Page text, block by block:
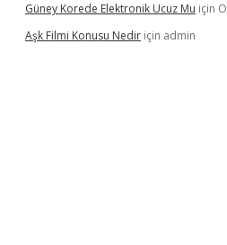
Güney Korede Elektronik Ucuz Mu için
Aşk Filmi Konusu Nedir için admin